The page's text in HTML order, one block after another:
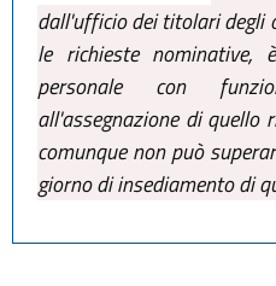
dall'ufficio dei titolari degli
le richieste nominative,
personale con
all'assegnazione di
comunque non può
giorno di insediamento di